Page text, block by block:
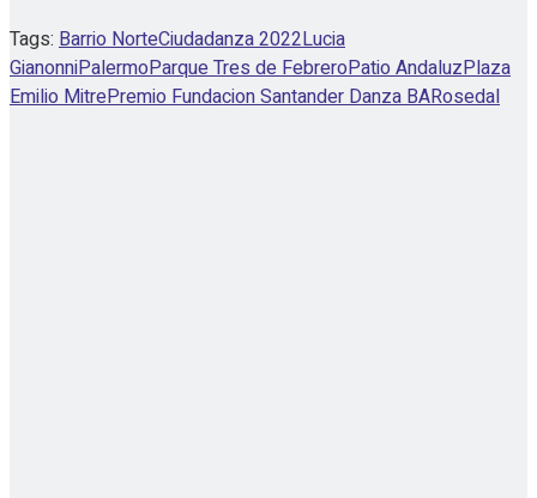
Tags: Barrio NorteCiudadanza 2022Lucia
GianonniPalermoParque Tres de FebreroPatio AndaluzPlaza
Emilio MitrePremio Fundacion Santander Danza BARosedal